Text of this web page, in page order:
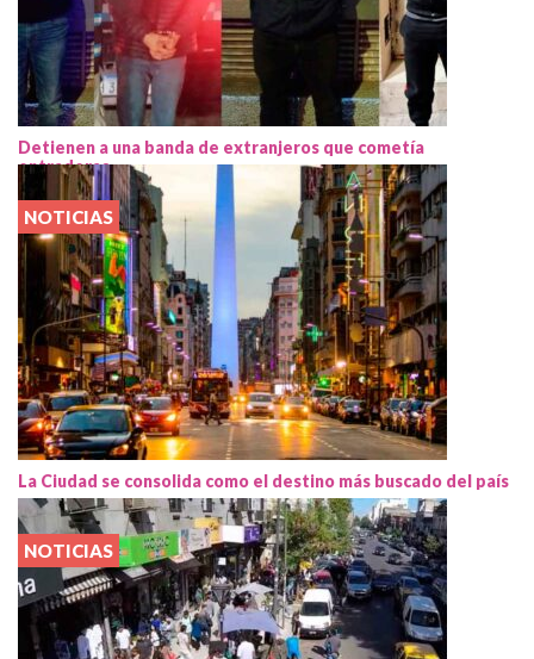
Detienen a una banda de extranjeros que cometía
entraderas
NOTICIAS
La Ciudad se consolida como el destino más buscado del país
NOTICIAS